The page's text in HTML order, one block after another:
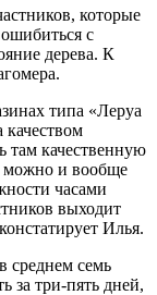
которые
с
дерева. К
типа «Леруа
качеством
там качественную
можно и вообще
часами
выходит
Илья.
среднем семь
за три-пять дней,